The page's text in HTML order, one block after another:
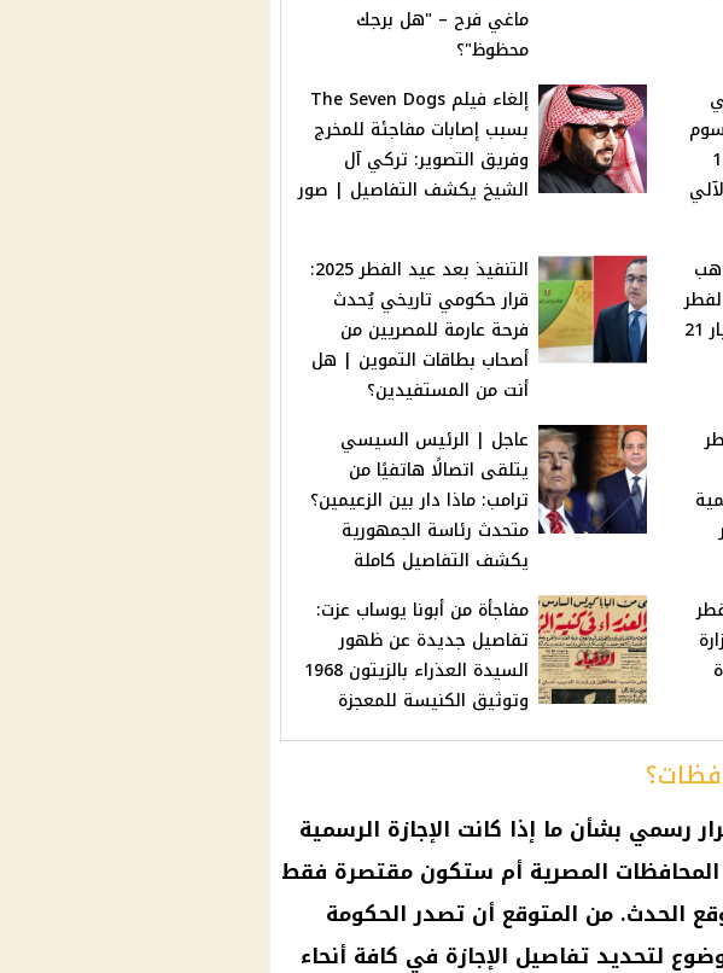
ماغي فرح – "هل برجك
محظوظ"؟
رسوم
في 10
إلغاء فيلم The Seven Dogs
بسبب إصابات مفاجئة للمخرج
وفريق التصوير: تركي آل
الشيخ يكشف التفاصيل | صور
2025: تعرف على سعر عيار 21
التنفيذ بعد عيد الفطر 2025:
قرار حكومي تاريخي يُحدث
فرحة عارمة للمصريين من
أصحاب بطاقات التموين | هل
أنت من المستفيدين؟
عاجل | الرئيس السيسي
يتلقى اتصالًا هاتفيًا من
ترامب: ماذا دار بين الزعيمين؟
متحدث رئاسة الجمهورية
يكشف التفاصيل كاملة
مفاجأة من أبونا يوساب عزت:
تفاصيل جديدة عن ظهور
السيدة العذراء بالزيتون 1968
وتوثيق الكنيسة للمعجزة
رسمي بشأن ما إذا كانت الإجازة الرسمية
جميع المحافظات المصرية أم ستكون مقتصرة فقط
الحدث. من المتوقع أن تصدر الحكومة
لتحديد تفاصيل الإجازة في كافة أنحاء